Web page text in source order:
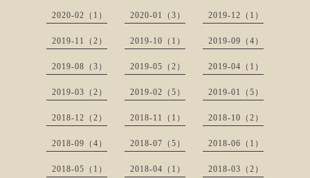
2020-02（1） 2020-01（3） 2019-12（1）
2019-11（2） 2019-10（1） 2019-09（4）
2019-08（3） 2019-05（2） 2019-04（1）
2019-03（2） 2019-02（5） 2019-01（5）
2018-12（2） 2018-11（1） 2018-10（2）
2018-09（4） 2018-07（5） 2018-06（1）
2018-05（1） 2018-04（1） 2018-03（2）